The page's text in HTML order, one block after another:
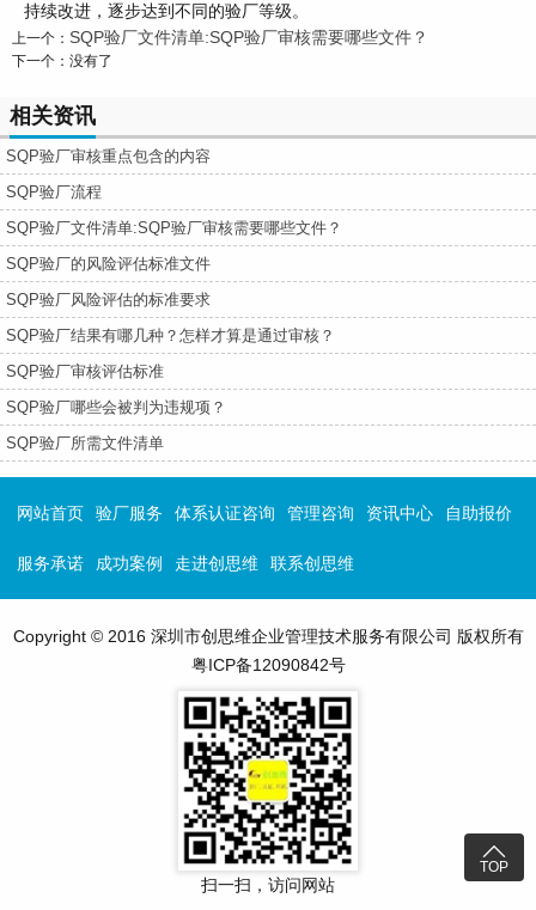
持续改进，逐步达到不同的验厂等级。
上一个： SQP验厂文件清单:SQP验厂审核需要哪些文件？
下一个：没有了
相关资讯
SQP验厂审核重点包含的内容
SQP验厂流程
SQP验厂文件清单:SQP验厂审核需要哪些文件？
SQP验厂的风险评估标准文件
SQP验厂风险评估的标准要求
SQP验厂结果有哪几种？怎样才算是通过审核？
SQP验厂审核评估标准
SQP验厂哪些会被判为违规项？
SQP验厂所需文件清单

TOP
网站首页 验厂服务 体系认证咨询 管理咨询 资讯中心 自助报价
服务承诺 成功案例 走进创思维 联系创思维
Copyright © 2016 深圳市创思维企业管理技术服务有限公司 版权所有
粤ICP备12090842号
扫一扫，访问网站